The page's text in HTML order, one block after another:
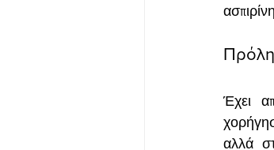
Έχει
αλλά